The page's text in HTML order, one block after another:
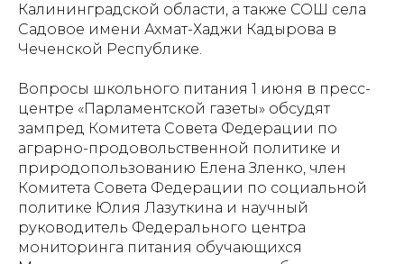
Калининградской области, а также СОШ села
Садовое имени Ахмат-Хаджи Кадырова в
Чеченской Республике.
Вопросы школьного питания 1 июня в пресс-
центре «Парламентской газеты» обсудят
зампред Комитета Совета Федерации по
аграрно-продовольственной политике и
природопользованию Елена Зленко, член
Комитета Совета Федерации по социальной
политике Юлия Лазуткина и научный
руководитель Федерального центра
мониторинга питания обучающихся